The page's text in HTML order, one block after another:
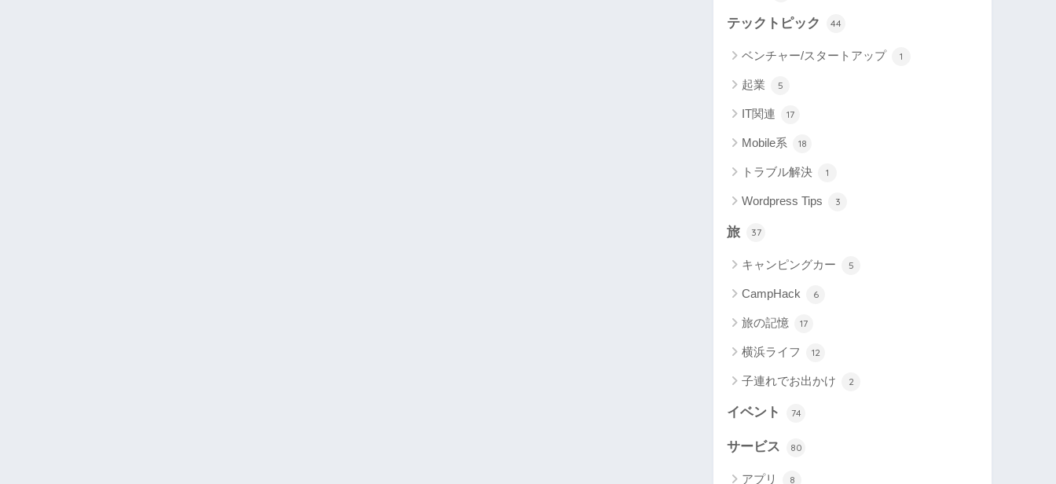
テックトピック 44
ベンチャー/スタートアップ 1
起業 5
IT関連 17
Mobile系 18
トラブル解決 1
Wordpress Tips 3
旅 37
キャンピングカー 5
CampHack 6
旅の記憶 17
横浜ライフ 12
子連れでお出かけ 2
イベント 74
サービス 80
アプリ 8